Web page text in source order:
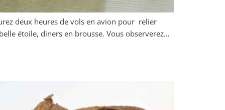
deux heures de vols en avion pour relier
étoile, diners en brousse. Vous observerez…